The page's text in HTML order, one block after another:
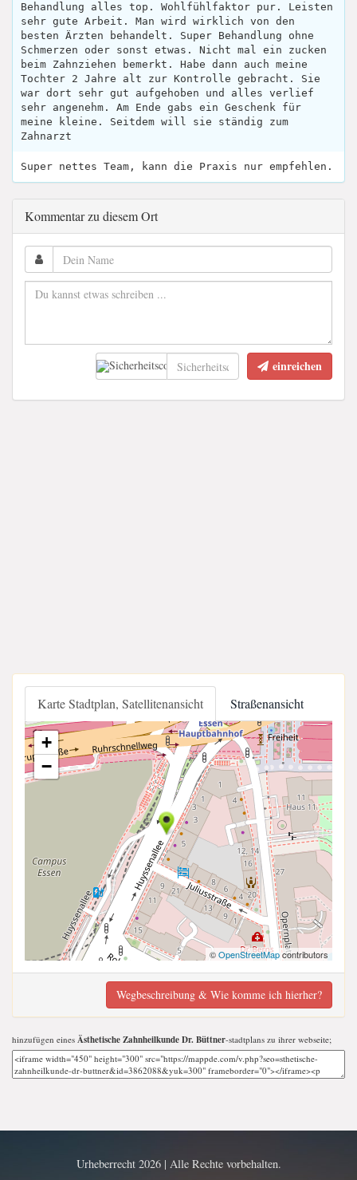
Behandlung alles top. Wohlfühlfaktor pur. Leisten
sehr gute Arbeit. Man wird wirklich von den
besten Ärzten behandelt. Super Behandlung ohne
Schmerzen oder sonst etwas. Nicht mal ein zucken
beim Zahnziehen bemerkt. Habe dann auch meine
Tochter 2 Jahre alt zur Kontrolle gebracht. Sie
war dort sehr gut aufgehoben und alles verlief
sehr angenehm. Am Ende gabs ein Geschenk für
meine kleine. Seitdem will sie ständig zum
Zahnarzt
Super nettes Team, kann die Praxis nur empfehlen.
Kommentar zu diesem Ort
einreichen
Karte Stadtplan, Satellitenansicht Straßenansicht
+
−
©OpenStreetMapcontributors
Wegbeschreibung & Wie komme ich hierher?
hinzufügen eines Ästhetische Zahnheilkunde Dr. Büttner-stadtplans zu ihrer webseite;
Urheberrecht 2026 | Alle Rechte vorbehalten.